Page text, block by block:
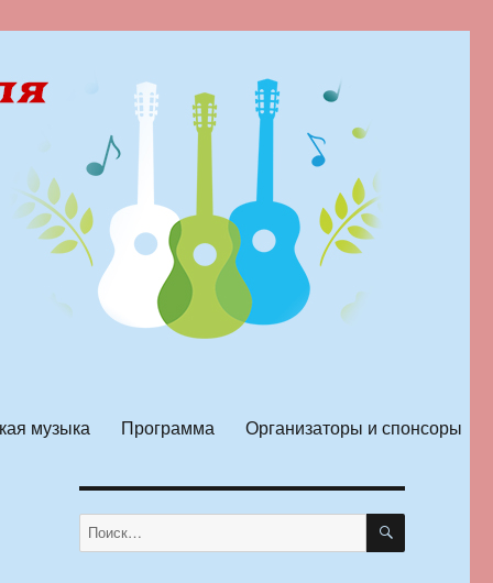
музыка Программа Организаторы и спонсоры
Искать: ПОИСК